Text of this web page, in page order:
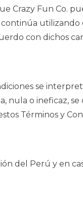
Crazy Fun Co.
con dichos
se
nula o ineficaz,
Términos y
del Perú y en